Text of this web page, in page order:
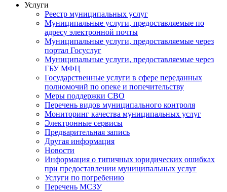
Услуги
Реестр муниципальных услуг
Муниципальные услуги, предоставляемые по
адресу электронной почты
Муниципальные услуги, предоставляемые через
портал Госуслуг
Муниципальные услуги, предоставляемые через
ГБУ МФЦ
Государственные услуги в сфере переданных
полномочий по опеке и попечительству
Меры поддержки СВО
Перечень видов муниципального контроля
Мониторинг качества муниципальных услуг
Электронные сервисы
Предварительная запись
Другая информация
Новости
Информация о типичных юридических ошибках
при предоставлении муниципальных услуг
Услуги по погребению
Перечень МСЗУ